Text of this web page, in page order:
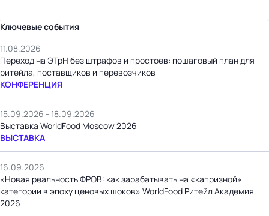
Ключевые события
11.08.2026
Переход на ЭТрН без штрафов и простоев: пошаговый план для
ритейла, поставщиков и перевозчиков
КОНФЕРЕНЦИЯ
15.09.2026 - 18.09.2026
Выставка WorldFood Moscow 2026
ВЫСТАВКА
16.09.2026
«Новая реальность ФРОВ: как зарабатывать на «капризной»
категории в эпоху ценовых шоков» WorldFood Ритейл Академия
2026